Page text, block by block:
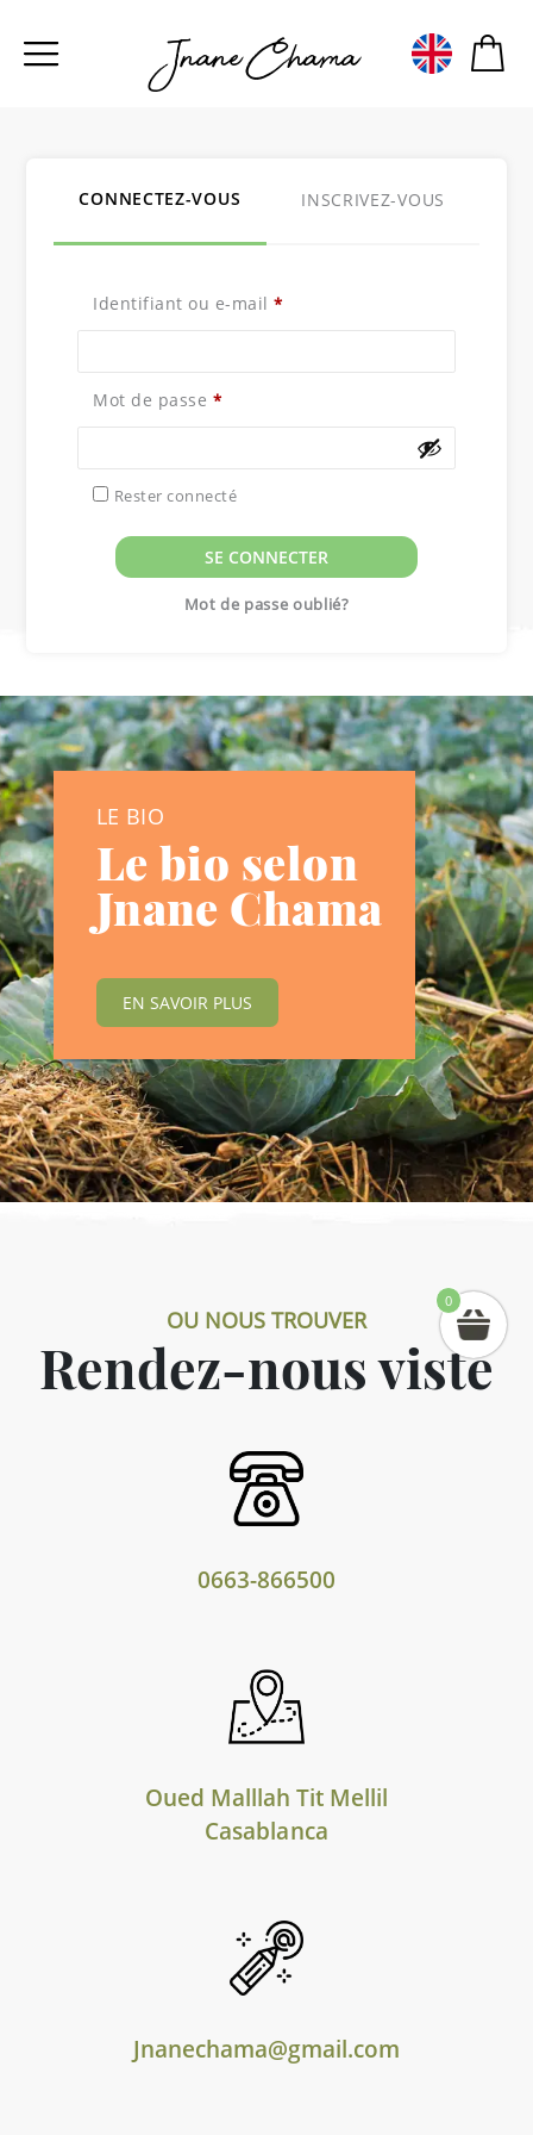
0
Jnane Chama
CONNECTEZ-VOUS INSCRIVEZ-VOUS
Identifiant ou e-mail *
Mot de passe *
Rester connecté
SE CONNECTER
Mot de passe oublié?
LE BIO
Le bio selon
Jnane Chama
EN SAVOIR PLUS
OU NOUS TROUVER
Rendez-nous viste
0663-866500
Oued Malllah Tit Mellil
Casablanca
Jnanechama@gmail.com